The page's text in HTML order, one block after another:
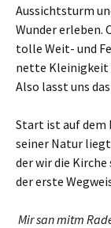
Aussichtsturm
Wunder erleben.
tolle Weit- und
nette Kleinigkeit
Also lasst uns
Start ist auf dem
seiner Natur
der wir die Kirche
der erste
Mir san mitm